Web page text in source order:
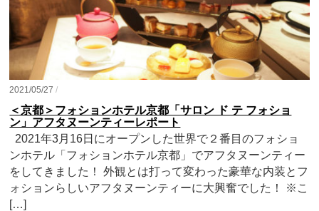
2021/05/27/
＜京都＞フォションホテル京都「サロン ド テ フォショ
ン」アフタヌーンティーレポート
2021年3月16日にオープンした世界で２番目のフォショ
ンホテル「フォションホテル京都」でアフタヌーンティー
をしてきました！ 外観とは打って変わった豪華な内装とフ
ォションらしいアフタヌーンティーに大興奮でした！ ※こ
[…]